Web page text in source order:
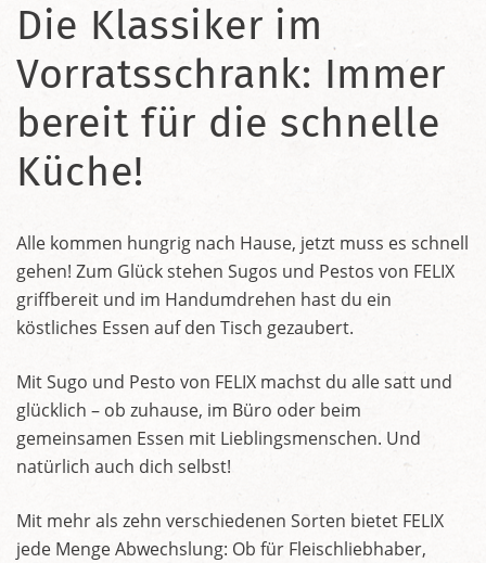
Die Klassiker im
Vorratsschrank: Immer
bereit für die schnelle
Küche!
Alle kommen hungrig nach Hause, jetzt muss es schnell
gehen! Zum Glück stehen Sugos und Pestos von FELIX
griffbereit und im Handumdrehen hast du ein
köstliches Essen auf den Tisch gezaubert.
Mit Sugo und Pesto von FELIX machst du alle satt und
glücklich – ob zuhause, im Büro oder beim
gemeinsamen Essen mit Lieblingsmenschen. Und
natürlich auch dich selbst!
Mit mehr als zehn verschiedenen Sorten bietet FELIX
jede Menge Abwechslung: Ob für Fleischliebhaber,